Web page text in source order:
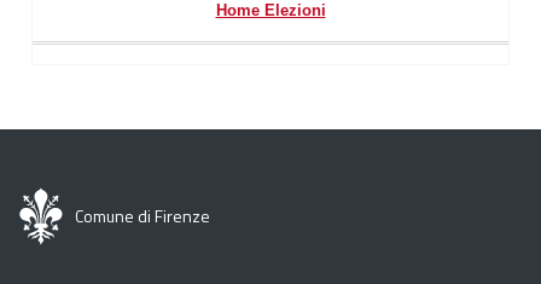
Home Elezioni
Comune di Firenze